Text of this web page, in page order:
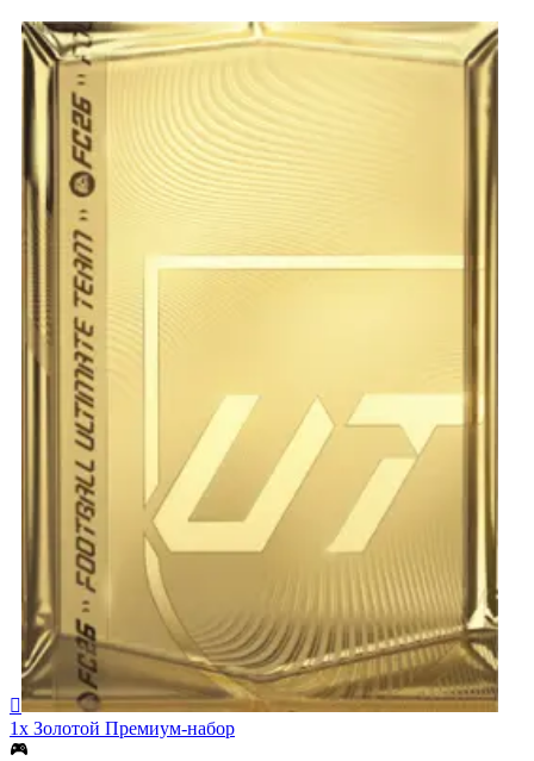

1x Золотой Премиум-набор